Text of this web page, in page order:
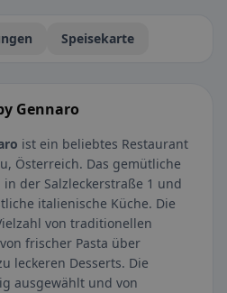
Speisekarte
Gennaro
ist ein beliebtes Restaurant
Österreich. Das gemütliche
der Salzleckerstraße 1 und
italienische Küche. Die
von traditionellen
frischer Pasta über
leckeren Desserts. Die
ausgewählt und von